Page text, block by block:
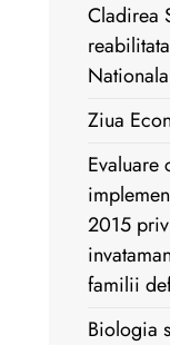
Cladirea
Ziua
Evaluare
2015
familii
Biologia